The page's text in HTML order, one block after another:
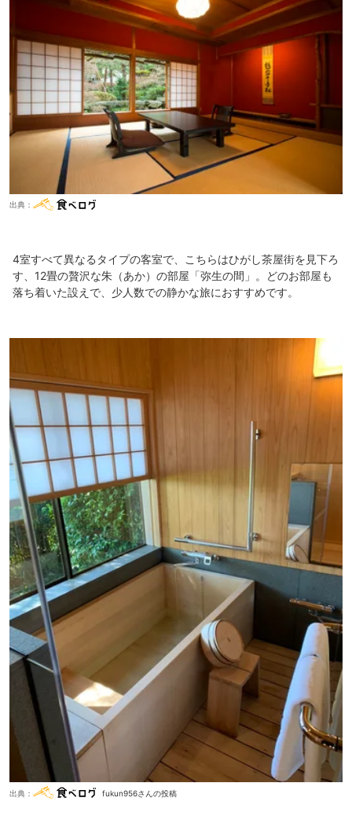
出典：
4室すべて異なるタイプの客室で、こちらはひがし茶屋街を見下ろ
す、12畳の贅沢な朱（あか）の部屋「弥生の間」。どのお部屋も
落ち着いた設えで、少人数での静かな旅におすすめです。
出典： fukun956さんの投稿